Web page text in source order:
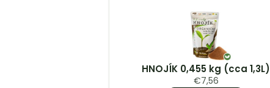
HNOJÍK 0,455 kg (cca 1,3L)
€7,56